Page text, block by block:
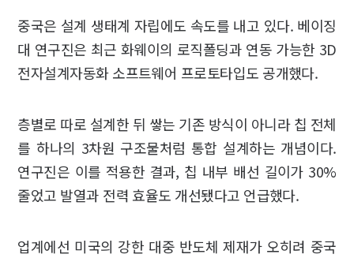
중국은 설계 생태계 자립에도 속도를 내고 있다. 베이징
대 연구진은 최근 화웨이의 로직폴딩과 연동 가능한 3D
전자설계자동화 소프트웨어 프로토타입도 공개했다.
층별로 따로 설계한 뒤 쌓는 기존 방식이 아니라 칩 전체
를 하나의 3차원 구조물처럼 통합 설계하는 개념이다.
연구진은 이를 적용한 결과, 칩 내부 배선 길이가 30%
줄었고 발열과 전력 효율도 개선됐다고 언급했다.
업계에선 미국의 강한 대중 반도체 제재가 오히려 중국